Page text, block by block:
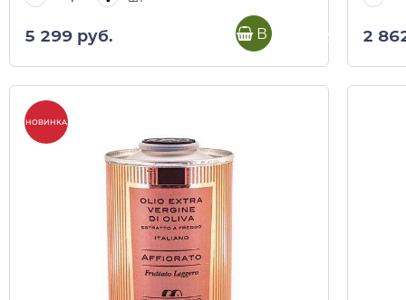
5 299 руб. В корзину 2
НОВИНКА